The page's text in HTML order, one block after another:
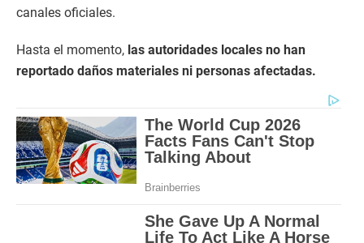
canales oficiales.
Hasta el momento, las autoridades locales no han
reportado daños materiales ni personas afectadas.